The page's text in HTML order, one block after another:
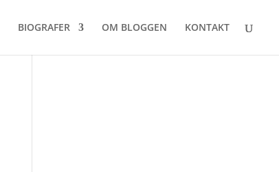
BIOGRAFER OM BLOGGEN KONTAKT